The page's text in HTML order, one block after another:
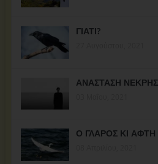
ΓΙΑΤΙ?
ΑΝΑΣΤΑΣΗ ΝΕΚΡΗΣ
Ο ΓΛΑΡΟΣ ΚΙ ΑΦΤΗ